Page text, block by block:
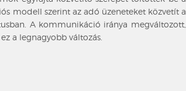
modell szerint az adó üzeneteket közvetít a
A kommunikáció iránya megváltozott,
a legnagyobb változás.